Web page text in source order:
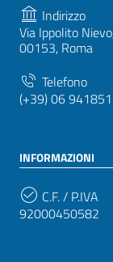
Indirizzo
Via Ippolito
00153, Roma
Telefono
(+39) 06 941851
INFORMAZIONI
C.F. / P.IVA
92000450582